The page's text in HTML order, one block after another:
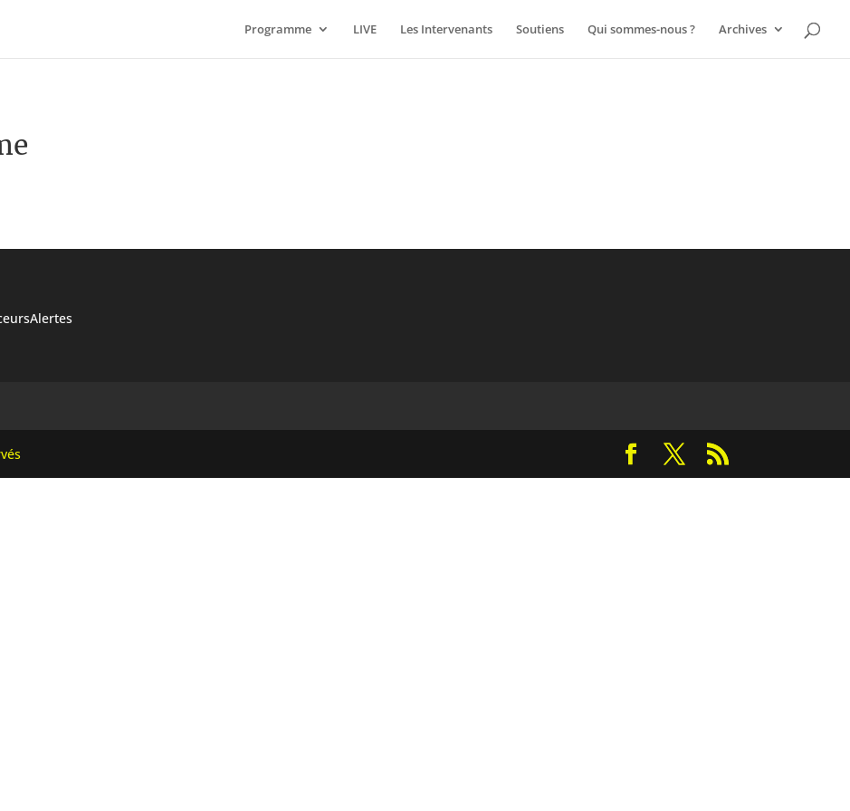
Programme LIVE Les Intervenants Soutiens Qui sommes-nous ? Archives